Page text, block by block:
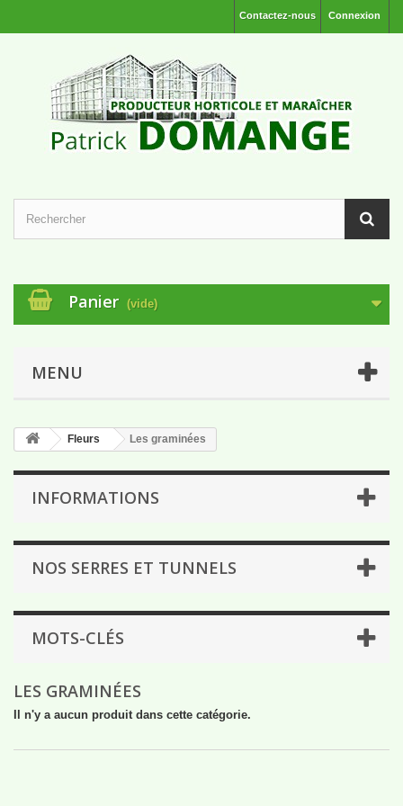
Connexion
Contactez-nous
Panier (vide)
MENU
Fleurs Les graminées
INFORMATIONS
NOS SERRES ET TUNNELS
MOTS-CLÉS
LES GRAMINÉES
Il n'y a aucun produit dans cette catégorie.